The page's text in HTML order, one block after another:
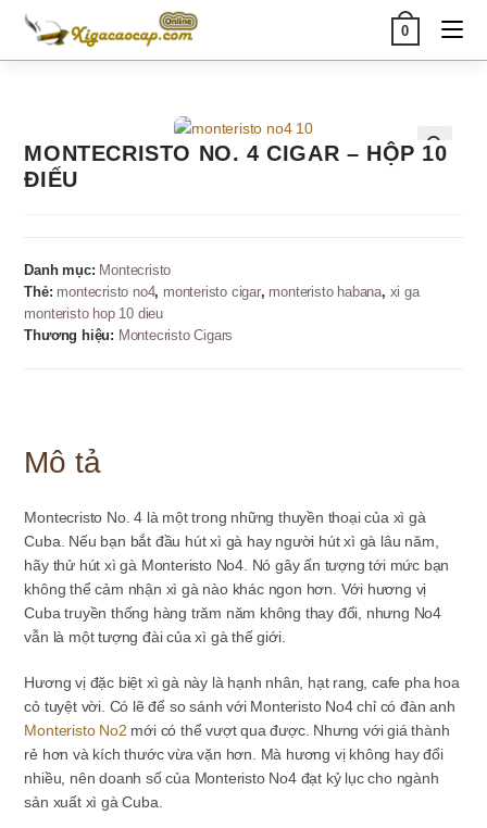
Skip
content
0
MONTECRISTO NO. 4 CIGAR – HỘP 10
ĐIẾU
Danh mục: Montecristo
Thẻ: montecristo no4, monteristo cigar, monteristo habana, xi ga
monteristo hop 10 dieu
Thương hiệu: Montecristo Cigars
Mô tả
Montecristo No. 4 là một trong những thuyền thoại của xì gà
Cuba. Nếu bạn bắt đầu hút xì gà hay người hút xì gà lâu năm,
hãy thử hút xì gà Monteristo No4. Nó gây ấn tượng tới mức bạn
không thể cảm nhận xì gà nào khác ngon hơn. Với hương vị
Cuba truyền thống hàng trăm năm không thay đổi, nhưng No4
vẫn là một tượng đài của xì gà thế giới.
Hương vị đặc biệt xì gà này là hạnh nhân, hạt rang, cafe pha hoa
cỏ tuyệt vời. Có lẽ để so sánh với Monteristo No4 chỉ có đàn anh
Monteristo No2 mới có thể vượt qua được. Nhưng với giá thành
rẻ hơn và kích thước vừa vặn hơn. Mà hương vị không hay đổi
nhiều, nên doanh số của Monteristo No4 đạt kỷ lục cho ngành
sản xuất xì gà Cuba.